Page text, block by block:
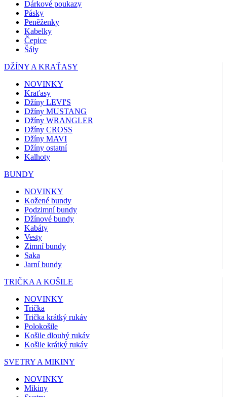
Dárkové poukazy
Pásky
Peněženky
Kabelky
Čepice
Šály
DŽÍNY A KRAŤASY
NOVINKY
Kraťasy
Džíny LEVI'S
Džíny MUSTANG
Džíny WRANGLER
Džíny CROSS
Džíny MAVI
Džíny ostatní
Kalhoty
BUNDY
NOVINKY
Kožené bundy
Podzimní bundy
Džínové bundy
Kabáty
Vesty
Zimní bundy
Saka
Jarní bundy
TRIČKA A KOŠILE
NOVINKY
Trička
Trička krátký rukáv
Polokošile
Košile dlouhý rukáv
Košile krátký rukáv
SVETRY A MIKINY
NOVINKY
Mikiny